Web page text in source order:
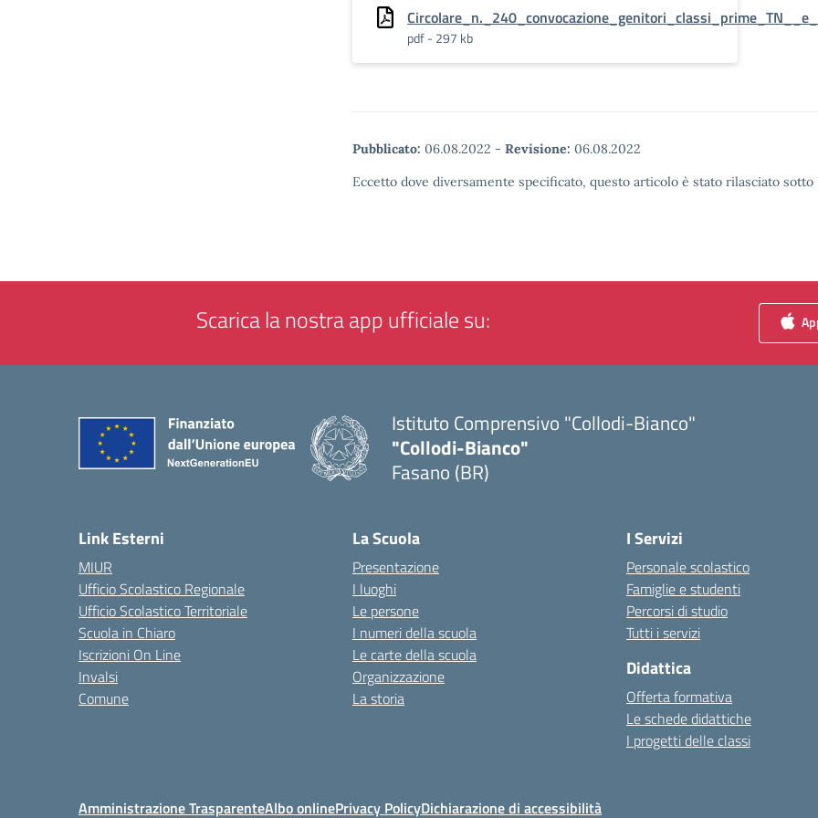
pdf - 297 kb
Pubblicato: 06.08.2022 - Revisione: 06.08.2022
Eccetto dove diversamente specificato, questo articolo è stato rilasciato
Scarica la nostra app ufficiale su:
Istituto Comprensivo "Collodi-Bianco"
"Collodi-Bianco"
Fasano (BR)
Link Esterni
MIUR
Ufficio Scolastico Regionale
Ufficio Scolastico Territoriale
Scuola in Chiaro
Iscrizioni On Line
Invalsi
Comune
La Scuola
Presentazione
I luoghi
Le persone
I numeri della scuola
Le carte della scuola
Organizzazione
La storia
I Servizi
Personale scolastico
Famiglie e studenti
Percorsi di studio
Tutti i servizi
Didattica
Offerta formativa
Le schede didattiche
I progetti delle classi
Amministrazione TrasparenteAlbo onlinePrivacy PolicyDichiarazione di accessibilità